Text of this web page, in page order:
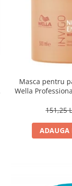
Masca pentru
Wella
151,25
ADAUGA